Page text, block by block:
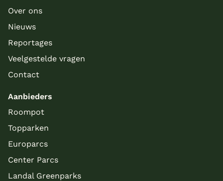
Over ons
Nieuws
Reportages
Veelgestelde vragen
Contact
Aanbieders
Roompot
Topparken
Europarcs
Center Parcs
Landal Greenparks